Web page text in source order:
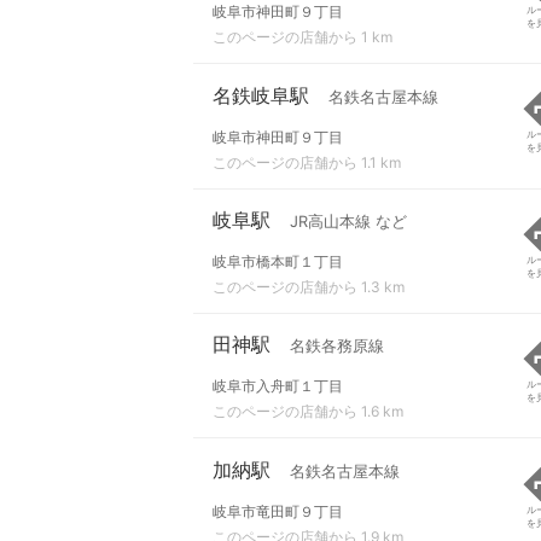
岐阜市神田町９丁目
このページの店舗から 1 km
ル
を
名鉄岐阜駅 名鉄名古屋本線
岐阜市神田町９丁目
このページの店舗から 1.1 km
ル
を
岐阜駅 JR高山本線 など
岐阜市橋本町１丁目
このページの店舗から 1.3 km
ル
を
田神駅 名鉄各務原線
岐阜市入舟町１丁目
このページの店舗から 1.6 km
ル
を
加納駅 名鉄名古屋本線
岐阜市竜田町９丁目
このページの店舗から 1.9 km
ル
を